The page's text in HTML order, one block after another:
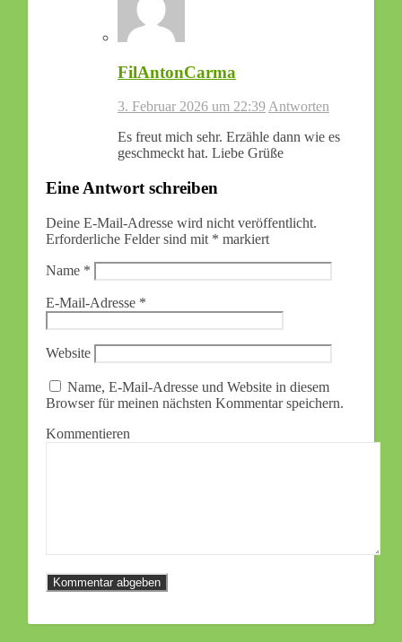
FilAntonCarma
3. Februar 2026 um 22:39 Antworten
Es freut mich sehr. Erzähle dann wie es
geschmeckt hat. Liebe Grüße
Eine Antwort schreiben
Deine E-Mail-Adresse wird nicht veröffentlicht.
Erforderliche Felder sind mit * markiert
Name *
E-Mail-Adresse *
Website
Name, E-Mail-Adresse und Website in diesem
Browser für meinen nächsten Kommentar speichern.
Kommentieren